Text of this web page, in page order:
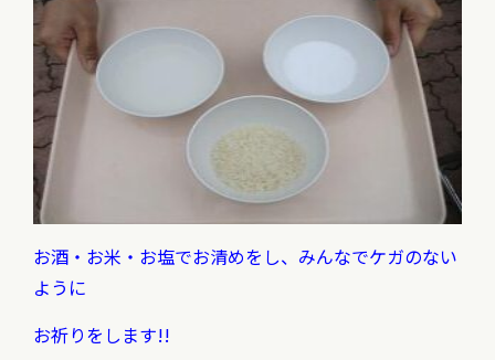
お酒・お米・お塩でお清めをし、みんなでケガのない
ように
お祈りをします!!